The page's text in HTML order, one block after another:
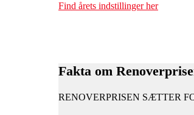
Find årets indstillinger her
Fakta om
RENOVERPRISEN SÆTTER